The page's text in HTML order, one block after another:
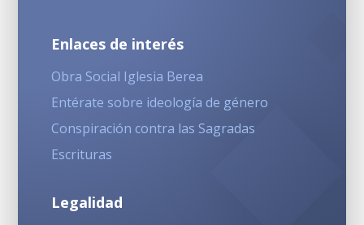
Enlaces de interés
Obra Social Iglesia Berea
Entérate sobre ideología de género
Conspiración contra las Sagradas
Escrituras
Legalidad